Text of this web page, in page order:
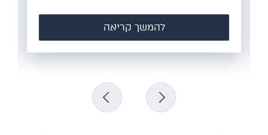
להמשך קריאה